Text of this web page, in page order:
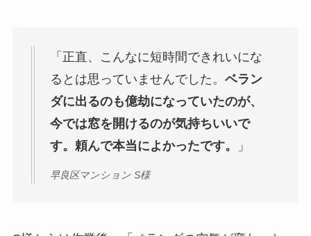
「正直、こんなに短時間できれいにな
るとは思っていませんでした。 ベラン
ダに出るのも億劫になっていたのが、
今では窓を開けるのが気持ちいいで
す。頼んで本当によかったです。
」
早良区マンション S様